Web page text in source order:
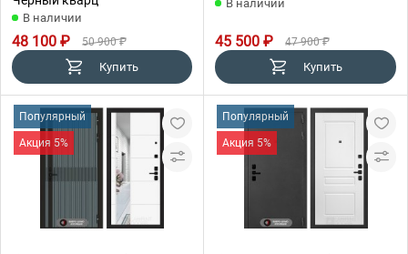
В наличии
48 100 ₽ 50 900 ₽
Купить
В наличии
45 500 ₽ 47 900 ₽
Купить
Популярный
Акция 5%
Популярный
Акция 5%